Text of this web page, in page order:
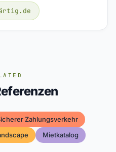
Zahlungsverkehr
Mietkatalog